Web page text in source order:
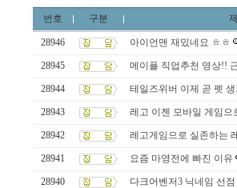
번호 구분
28946 아이언맨 재밌네요 ㅎㅎ
28945 메이플 직업추천 영상!!
28944 테일즈위버 이제 곧 펫
28943 레고 이젠 모바일 게임으
28942 레고게임으로 실존하는
28941 요즘 마영전에 빠진 이유
28940 다크어벤저3 닉네임 선